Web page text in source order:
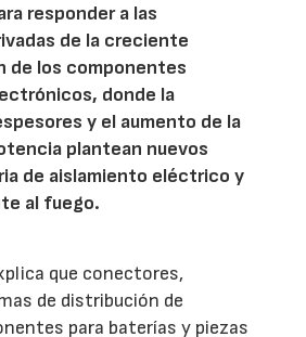
responder a las
de la creciente
de los componentes
donde la
y el aumento de la
plantean nuevos
de aislamiento eléctrico y
al fuego.
que conectores,
de distribución de
para baterías y piezas